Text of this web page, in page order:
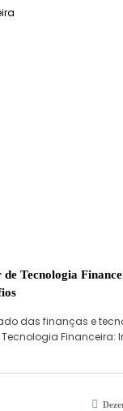
de Tecnologia
das finanças e
Financeira: